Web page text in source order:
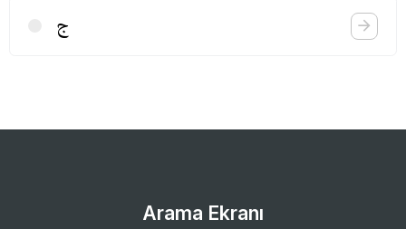
ج
Arama Ekranı